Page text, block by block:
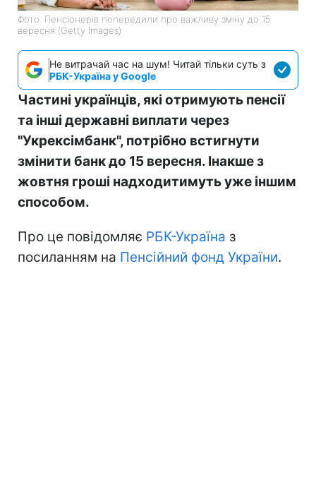
Фото: Пенсіонерів попередили про важливу зміну до 15
вересня (Getty Images)
Не витрачай час на шум! Читай тільки суть з
РБК-Україна у Google
Частині українців, які отримують пенсії
та інші державні виплати через
"Укрексімбанк", потрібно встигнути
змінити банк до 15 вересня. Інакше з
жовтня гроші надходитимуть уже іншим
способом.
Про це повідомляє РБК-Україна з
посиланням на Пенсійний фонд України.